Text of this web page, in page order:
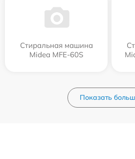
Стиральная машина
Midea MFE-60S
Показать